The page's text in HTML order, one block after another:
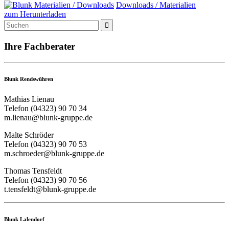
Downloads / Materialien
zum Herunterladen
Suche
nach
Inhalten

Ihre Fachberater
Blunk Rendswühren
Mathias Lienau
Telefon (04323) 90 70 34
m.lienau@blunk-gruppe.de
Malte Schröder
Telefon (04323) 90 70 53
m.schroeder@blunk-gruppe.de
Thomas Tensfeldt
Telefon (04323) 90 70 56
t.tensfeldt@blunk-gruppe.de
Blunk Lalendorf